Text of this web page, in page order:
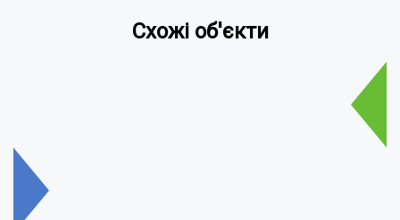
Схожі об'єкти